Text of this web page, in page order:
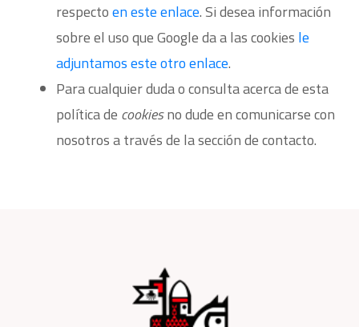
respectoen este enlace. Si desea información
sobre el uso que Google da a las cookies le
adjuntamos este otro enlace.
Para cualquier duda o consulta acerca de esta
política de cookiesno dude en comunicarse con
nosotros a través de la sección de contacto.